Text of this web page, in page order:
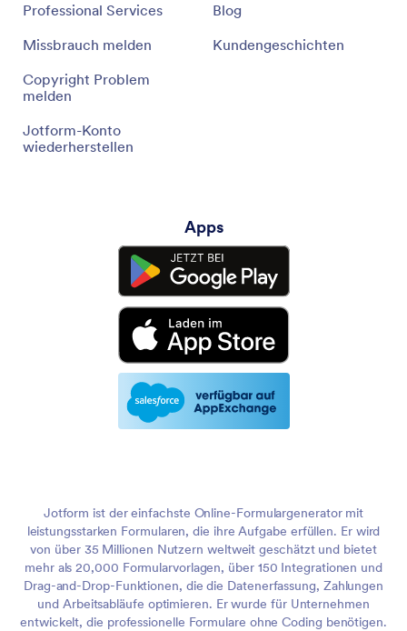
Professional Services
Missbrauch melden
Copyright Problem
melden
Jotform-Konto
wiederherstellen
Blog
Kundengeschichten
Apps
Jotform ist der einfachste Online-Formulargenerator mit
leistungsstarken Formularen, die ihre Aufgabe erfüllen. Er wird
von über 35 Millionen Nutzern weltweit geschätzt und bietet
mehr als 20,000 Formularvorlagen, über 150 Integrationen und
Drag-and-Drop-Funktionen, die die Datenerfassung, Zahlungen
und Arbeitsabläufe optimieren. Er wurde für Unternehmen
entwickelt, die professionelle Formulare ohne Coding benötigen.